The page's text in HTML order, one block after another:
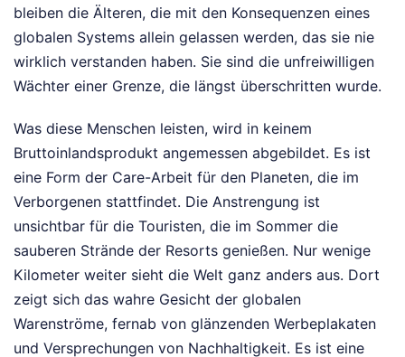
bleiben die Älteren, die mit den Konsequenzen eines
globalen Systems allein gelassen werden, das sie nie
wirklich verstanden haben. Sie sind die unfreiwilligen
Wächter einer Grenze, die längst überschritten wurde.
Was diese Menschen leisten, wird in keinem
Bruttoinlandsprodukt angemessen abgebildet. Es ist
eine Form der Care-Arbeit für den Planeten, die im
Verborgenen stattfindet. Die Anstrengung ist
unsichtbar für die Touristen, die im Sommer die
sauberen Strände der Resorts genießen. Nur wenige
Kilometer weiter sieht die Welt ganz anders aus. Dort
zeigt sich das wahre Gesicht der globalen
Warenströme, fernab von glänzenden Werbeplakaten
und Versprechungen von Nachhaltigkeit. Es ist eine